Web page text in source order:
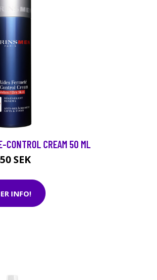
CONTROL CREAM 50 ML
SEK
INFO!